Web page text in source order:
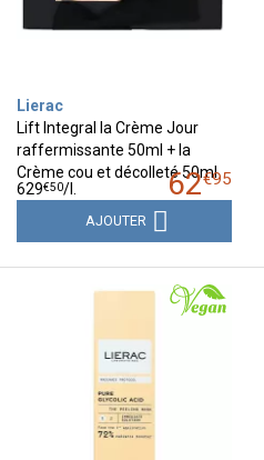
Lierac
Lift Integral la Crème Jour
raffermissante 50ml + la
Crème cou et décolleté 50ml
62€95
629€50/
AJOUTER